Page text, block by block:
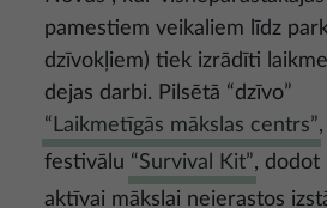
pamestiem veikaliem līdz
dzīvokļiem) tiek izrādīti
dejas darbi. Pilsētā “dzīvo”
“Laikmetīgās mākslas centrs”
festivālu “Survival Kit”, dodot
aktīvai mākslai neierastos